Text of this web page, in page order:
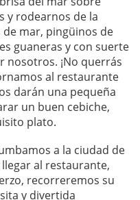
y rodearnos de la
mar, pingüinos de
guaneras y con suerte
nosotros. ¡No querrás
al restaurante
darán una pequeña
un buen cebiche,
plato.
a la ciudad de
al restaurante,
recorreremos su
y divertida